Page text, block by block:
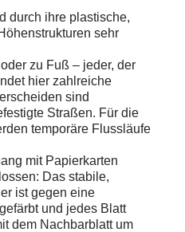
durch ihre plastische,
sehr
zu Fuß – jeder, der
hier zahlreiche
sind
Straßen. Für die
temporäre Flussläufe
mit Papierkarten
Das stabile,
ist gegen eine
und jedes Blatt
dem Nachbarblatt um